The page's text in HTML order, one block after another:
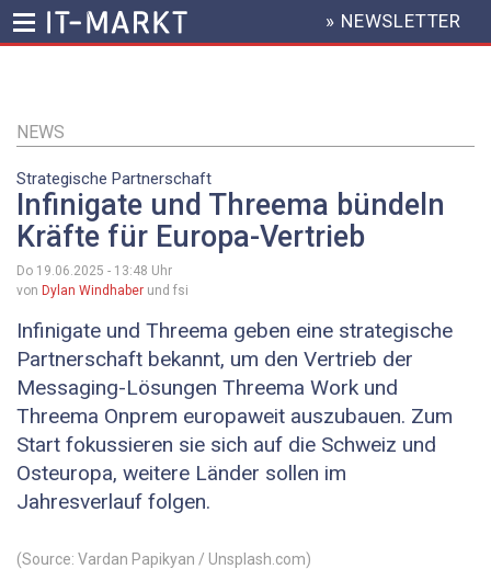
Inhalt
HEADER
MENU
» NEWSLETTER
NEWS
Strategische Partnerschaft
Infinigate und Threema bündeln
Kräfte für Europa-Vertrieb
Do 19.06.2025 - 13:48 Uhr
von Dylan Windhaber und fsi
Infinigate und Threema geben eine strategische
Partnerschaft bekannt, um den Vertrieb der
Messaging-Lösungen Threema Work und
Threema Onprem europaweit auszubauen. Zum
Start fokussieren sie sich auf die Schweiz und
Osteuropa, weitere Länder sollen im
Jahresverlauf folgen.
(Source: Vardan Papikyan / Unsplash.com)